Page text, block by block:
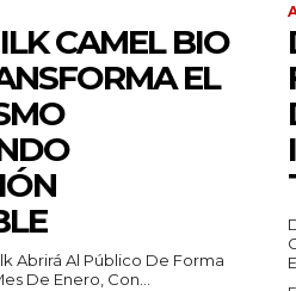
CAMEL BIO
EL
Abrirá Al Público De Forma
De Enero, Con...